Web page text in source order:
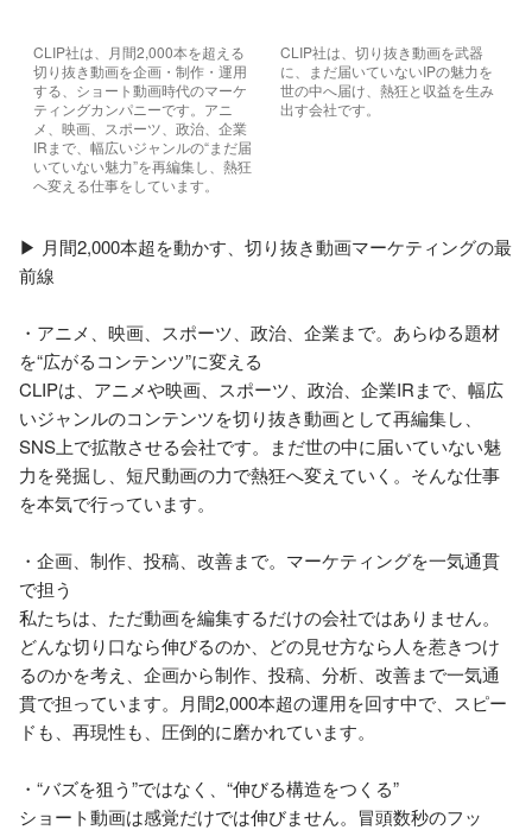
CLIP社は、月間2,000本を超える
切り抜き動画を企画・制作・運用
する、ショート動画時代のマーケ
ティングカンパニーです。アニ
メ、映画、スポーツ、政治、企業
IRまで、幅広いジャンルの“まだ届
いていない魅力”を再編集し、熱狂
へ変える仕事をしています。
CLIP社は、切り抜き動画を武器
に、まだ届いていないIPの魅力を
世の中へ届け、熱狂と収益を生み
出す会社です。
▶︎ 月間2,000本超を動かす、切り抜き動画マーケティングの最
前線
・アニメ、映画、スポーツ、政治、企業まで。あらゆる題材
を“広がるコンテンツ”に変える
CLIPは、アニメや映画、スポーツ、政治、企業IRまで、幅広
いジャンルのコンテンツを切り抜き動画として再編集し、
SNS上で拡散させる会社です。まだ世の中に届いていない魅
力を発掘し、短尺動画の力で熱狂へ変えていく。そんな仕事
を本気で行っています。
・企画、制作、投稿、改善まで。マーケティングを一気通貫
で担う
私たちは、ただ動画を編集するだけの会社ではありません。
どんな切り口なら伸びるのか、どの見せ方なら人を惹きつけ
るのかを考え、企画から制作、投稿、分析、改善まで一気通
貫で担っています。月間2,000本超の運用を回す中で、スピー
ドも、再現性も、圧倒的に磨かれています。
・“バズを狙う”ではなく、“伸びる構造をつくる”
ショート動画は感覚だけでは伸びません。冒頭数秒のフッ